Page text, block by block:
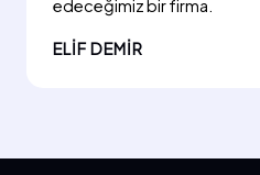
edeceğimiz bir firma.
ELIF DEMIR